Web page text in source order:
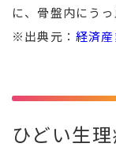
に、骨盤内にう
※出典元： 経済
ひどい生